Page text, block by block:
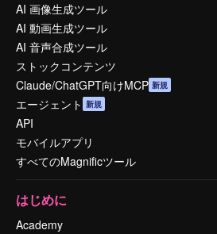
AI 画像生成ツール
AI 動画生成ツール
AI 音声合成ツール
ストックコンテンツ
Claude/ChatGPT向けMCP 新規
エージェント 新規
API
モバイルアプリ
すべてのMagnificツール
はじめに
Academy